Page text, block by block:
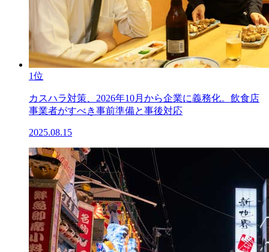
1位
カスハラ対策、2026年10月から企業に義務化。飲食店
事業者がすべき事前準備と事後対応
2025.08.15